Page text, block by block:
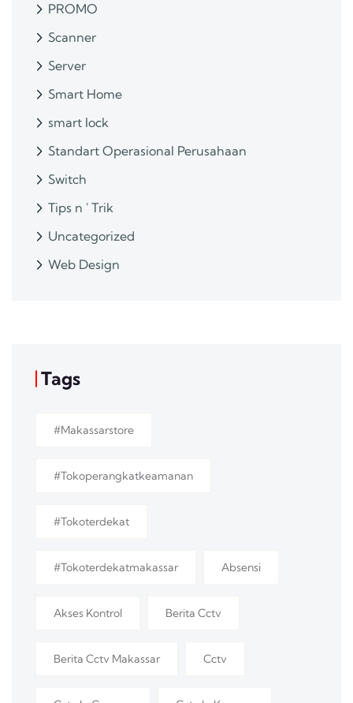
PROMO
Scanner
Server
Smart Home
smart lock
Standart Operasional Perusahaan
Switch
Tips n ' Trik
Uncategorized
Web Design
Tags
#makassarstore
#tokoperangkatkeamanan
#tokoterdekat
#tokoterdekatmakassar Absensi
Akses Kontrol Berita Cctv
Berita Cctv Makassar Cctv